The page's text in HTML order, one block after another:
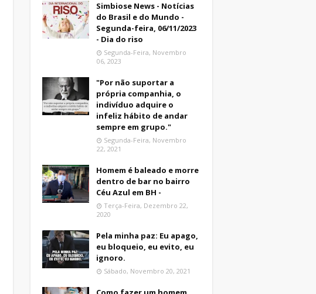
Simbiose News - Notícias
do Brasil e do Mundo -
Segunda-feira, 06/11/2023
- Dia do riso
Segunda-Feira, Novembro
06, 2023
"Por não suportar a
própria companhia, o
indivíduo adquire o
infeliz hábito de andar
sempre em grupo."
Segunda-Feira, Novembro
22, 2021
Homem é baleado e morre
dentro de bar no bairro
Céu Azul em BH -
Terça-Feira, Dezembro 22,
2020
Pela minha paz: Eu apago,
eu bloqueio, eu evito, eu
ignoro.
Sábado, Novembro 20, 2021